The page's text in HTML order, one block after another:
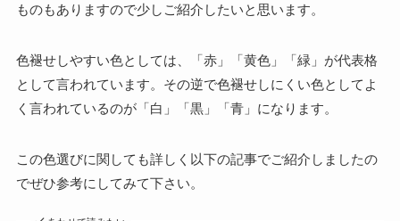
ものもありますので少しご紹介したいと思います。
色褪せしやすい色としては、「赤」「黄色」「緑」が代表格
として言われています。その逆で色褪せしにくい色としてよ
く言われているのが「白」「黒」「青」になります。
この色選びに関しても詳しく以下の記事でご紹介しましたの
でぜひ参考にしてみて下さい。